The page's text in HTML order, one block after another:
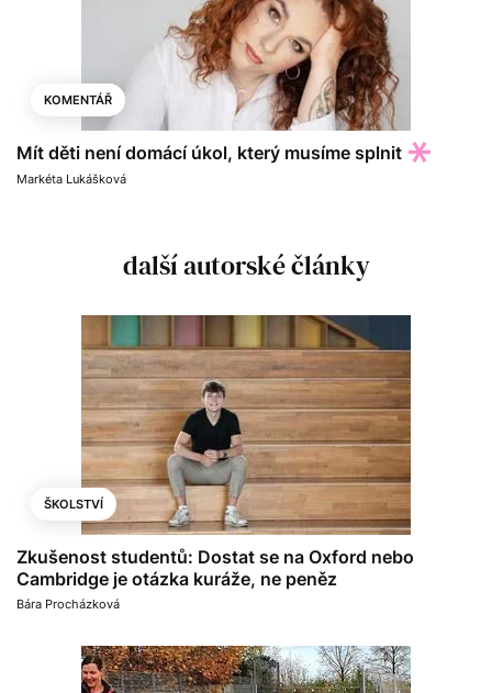
KOMENTÁŘ
Mít děti není domácí úkol, který musíme splnit
Markéta Lukášková
další autorské články
ŠKOLSTVÍ
Zkušenost studentů: Dostat se na Oxford nebo
Cambridge je otázka kuráže, ne peněz
Bára Procházková